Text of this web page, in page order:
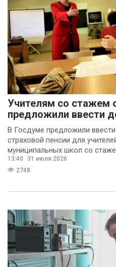
Чайкисова(6)
Вячеслав Финагин
(5)
Иван Панов(5)
Анна Лопаткина
Артём Шишков
Владимир Ревенку
(4)
Вячеслав Чеглов(4)
Ольга Агаркова
(4)
Вадим Большаков
Никита Бобриков
(3)
Учителям со стажем
предложили ввести
В Госдуме предложили
страховой пенсии для
муниципальных школ со
13:40
31 июля 2026
2748